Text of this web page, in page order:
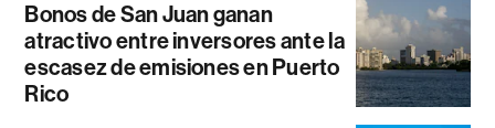
Bonos de San Juan ganan
atractivo entre inversores ante la
escasez de emisiones en Puerto
Rico